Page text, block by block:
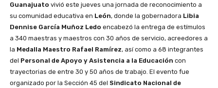
Guanajuato vivió este jueves una jornada de reconocimiento a
su comunidad educativa en León, donde la gobernadora Libia
Dennise García Muñoz Ledo encabezó la entrega de estímulos
a 340 maestras y maestros con 30 años de servicio, acreedores a
la Medalla Maestro Rafael Ramírez, así como a 68 integrantes
del Personal de Apoyo y Asistencia a la Educación con
trayectorias de entre 30 y 50 años de trabajo. El evento fue
organizado por la Sección 45 del Sindicato Nacional de